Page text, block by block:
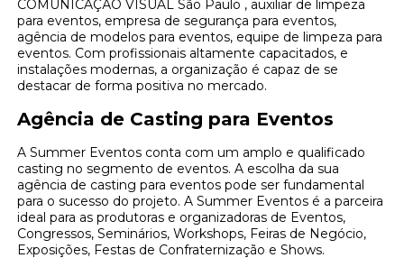
COMUNICAÇÃO VISUAL São Paulo , auxiliar de limpeza
para eventos, empresa de segurança para eventos,
agência de modelos para eventos, equipe de limpeza para
eventos. Com profissionais altamente capacitados, e
instalações modernas, a organização é capaz de se
destacar de forma positiva no mercado.
Agência de Casting para Eventos
A Summer Eventos conta com um amplo e qualificado
casting no segmento de eventos. A escolha da sua
agência de casting para eventos pode ser fundamental
para o sucesso do projeto. A Summer Eventos é a parceira
ideal para as produtoras e organizadoras de Eventos,
Congressos, Seminários, Workshops, Feiras de Negócio,
Exposições, Festas de Confraternização e Shows.